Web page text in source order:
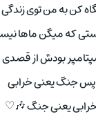
کن به من توی
که میگن ماها
بودش از
پس جنگ یعنی خرابی
یعنی جنگ 🎶♡